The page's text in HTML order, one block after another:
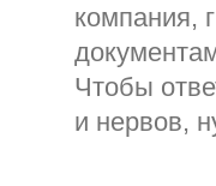
компания,
Чтобы
и нервов,